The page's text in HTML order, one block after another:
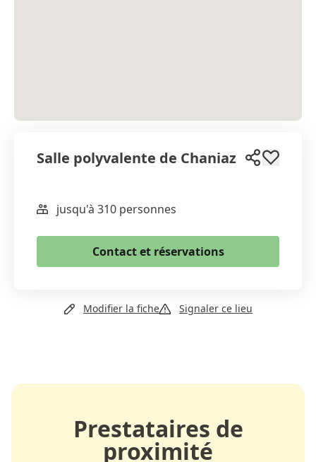
Salle polyvalente de Chaniaz
WhatsApp
Email
Copier le lien
jusqu'à 310 personnes
Contact et réservations
Site web
Modifier la fiche Signaler ce lieu
Prestataires de
proximité